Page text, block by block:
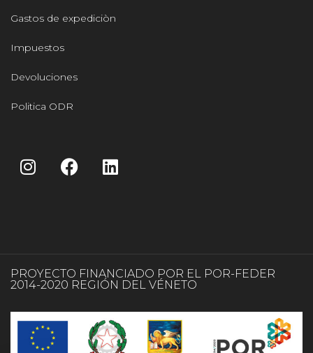
Gastos de expediciòn
Impuestos
Devoluciones
Politica ODR
PROYECTO FINANCIADO POR EL POR-FEDER
2014-2020 REGIÓN DEL VÉNETO